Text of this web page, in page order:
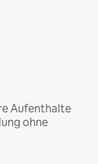
Aufenthalte
ohne